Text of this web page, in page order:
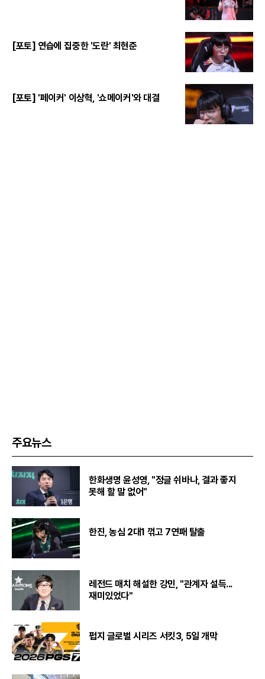
[포토] 연습에 집중한 '도란' 최현준
[포토] '페이커' 이상혁, '쇼메이커'와 대결
주요뉴스
한화생명 윤성영, "정글 쉬바나, 결과 좋지
못해 할 말 없어"
한진, 농심 2대1 꺾고 7연패 탈출
레전드 매치 해설한 강민, "관계자 설득...
재미있었다"
펍지 글로벌 시리즈 서킷3, 5일 개막